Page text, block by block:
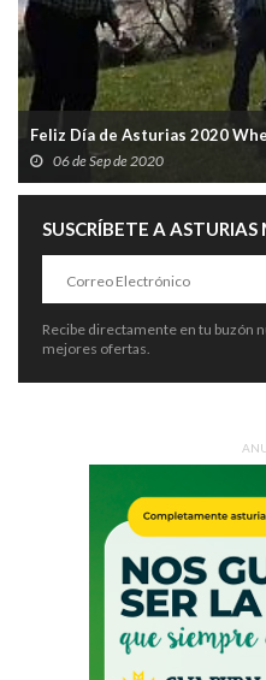
Feliz Día de Asturias 2020
06 de Sep de 2020
SUSCRÍBETE A
Recibe directamente en tu buzón
mejores ofertas.